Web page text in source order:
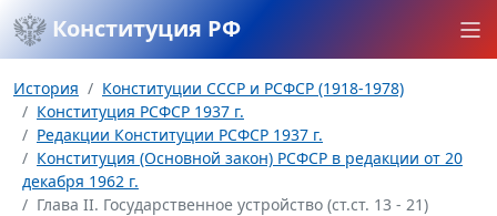
Конституция РФ
История
Конституции СССР и РСФСР (1918-1978)
Конституция РСФСР 1937 г.
Редакции Конституции РСФСР 1937 г.
Конституция (Основной закон) РСФСР в редакции от 20
декабря 1962 г.
Глава II. Государственное устройство (ст.ст. 13 - 21)